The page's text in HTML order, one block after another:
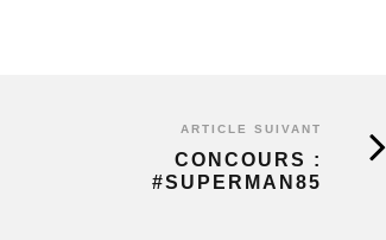
ARTICLE SUIVANT
CONCOURS :
#SUPERMAN85